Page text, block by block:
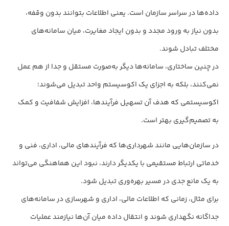
داده‌ها در سراسر سازمان است. یعنی اطلاعات بتوانند بدون وقفه،
بدون نیاز به ورود مجدد و بدون ایجاد مغایرت، میان سامانه‌های
مختلف تبادل شوند.
در چنین ساختاری، سامانه‌ها دیگر به‌صورت مستقل و جدا از هم عمل
نمی‌کنند، بلکه به اجزای یک اکوسیستم واحد تبدیل می‌شوند؛
اکوسیستمی که هدف آن تسهیل فرآیندها، افزایش شفافیت و کمک
به تصمیم‌گیری بهتر است.
در سازمان‌هایی مانند شهرداری‌ها که فرآیندهای مالی، اداری، فنی و
خدماتی ارتباط مستقیمی با یکدیگر دارند، نبود این هماهنگی می‌تواند
به یک مانع جدی در مسیر بهره‌وری تبدیل شود.
برای مثال، زمانی که اطلاعات مالی، اداری و شهرسازی در سامانه‌های
جداگانه نگهداری شوند و انتقال داده میان آن‌ها نیازمند عملیات